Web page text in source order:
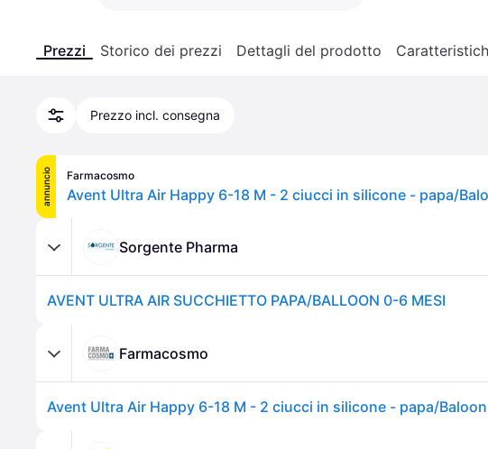
Prezzi Storico dei prezzi Dettagli del prodotto
Prezzo incl. consegna
annuncio Farmacosmo
Avent Ultra Air Happy 6-18 M - 2 ciucci in silicone - papa/
Sorgente Pharma
AVENT ULTRA AIR SUCCHIETTO PAPA/BALLOON 0-6 MESI
Farmacosmo
Avent Ultra Air Happy 6-18 M - 2 ciucci in silicone - papa/Baloon